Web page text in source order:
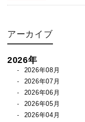
アーカイブ
2026年
2026年08月
2026年07月
2026年06月
2026年05月
2026年04月